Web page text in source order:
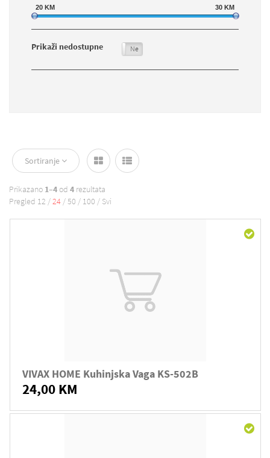
20 KM 30 KM
Prikaži nedostupne Ne
Sortiranje
Prikazano 1–4 od 4 rezultata
Pregled 12 /24 /50 / 100 / Svi
VIVAX HOME Kuhinjska Vaga KS-502B
24,00 KM